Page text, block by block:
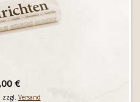
€
zzgl. Versand